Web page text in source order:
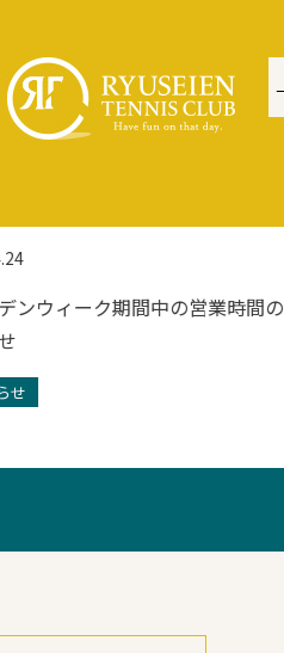
ンウィーク期間中の営業時間の
せ